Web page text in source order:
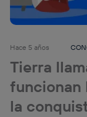
Hace 5 años
Tierra
funcionan
la